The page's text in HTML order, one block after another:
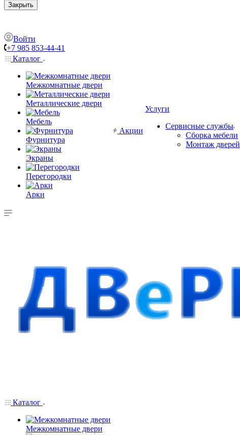
Закрыть
Войти
+7 985 853-44-41
Каталог
Межкомнатные двери
Металлические двери
Мебель
Фурнитура
Экраны
Перегородки
Арки
Акции
Услуги
Сервисные службы
Сборка мебели
Монтаж дверей
Каталог
Межкомнатные двери